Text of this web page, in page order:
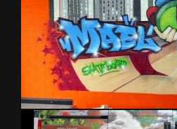
Chambre skate 2010